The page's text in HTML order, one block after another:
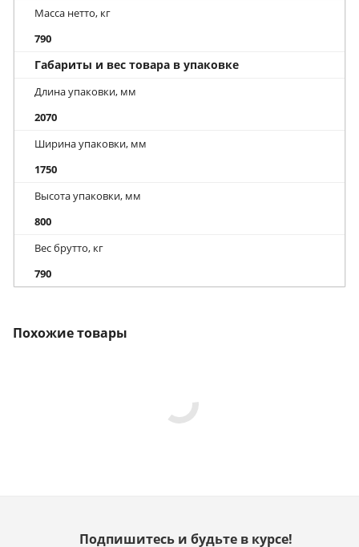
Масса нетто, кг
790
Габариты и вес товара в упаковке
Длина упаковки, мм
2070
Ширина упаковки, мм
1750
Высота упаковки, мм
800
Вес брутто, кг
790
Похожие товары
Подпишитесь и будьте в курсе!